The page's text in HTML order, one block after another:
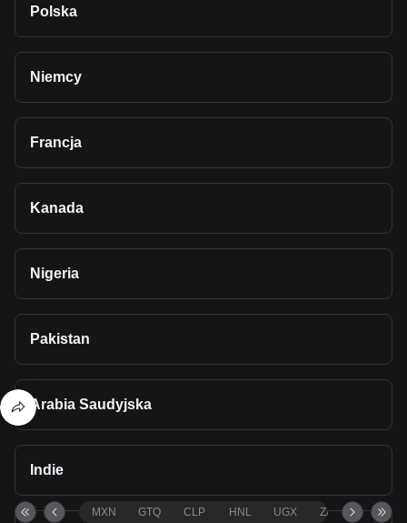
Polska
Niemcy
Francja
Kanada
Nigeria
Pakistan
Arabia Saudyjska
Indie
MXN GTQ CLP HNL UGX ZAR TND